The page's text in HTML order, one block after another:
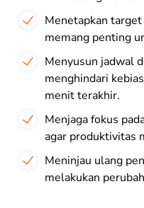
Menetapkan
memang penting
Menyusun jadwal
menghindari
menit terakhir.
Menjaga fokus
agar produktivitas
Meninjau ulang
melakukan